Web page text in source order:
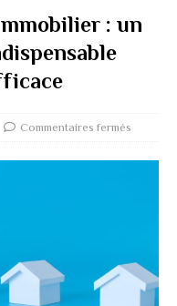
: un
Commentaires fermés